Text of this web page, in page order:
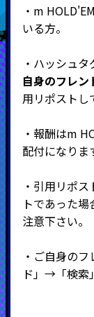
・ m
いる方。
・ハッシュタ
自身のフレン
用リポストし
・報酬はm
配付になりま
・引用リポ
トであった
注意下さい。
・ご自身の
ド」→「検索